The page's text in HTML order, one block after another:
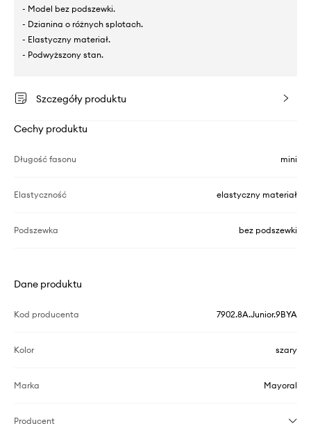
- Model bez podszewki.
- Dzianina o różnych splotach.
- Elastyczny materiał.
- Podwyższony stan.
Szczegóły produktu
Cechy produktu
Długość fasonu mini
Elastyczność elastyczny materiał
Podszewka bez podszewki
Dane produktu
Kod producenta 7902.8A.Junior.9BYA
Kolor szary
Marka Mayoral
Producent